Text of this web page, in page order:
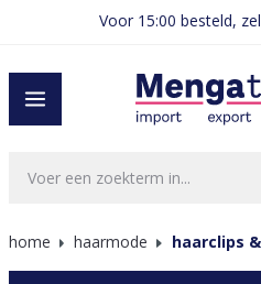
Voor 15:00 besteld,
home haarmode haarclips